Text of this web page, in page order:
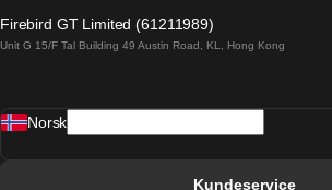
Barcelona Sevilla Tog
Firebird GT Limited (61211989)
Unit G 15/F Tal Building 49 Austin Road, KL, Hong Kong
Norsk
Kundeservice